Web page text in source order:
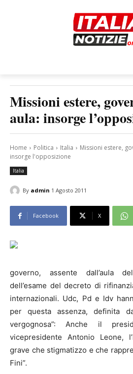
Missioni estere,
aula: insorge
Home Politica Italia
Missioni estere,
insorge l'opposizione
Italia
By admin 1 Agosto 2011
Facebook X
governo, assente dall’aula
dell’esame del decreto di
internazionali. Udc, Pd e Idv
per questa assenza, definita
vergognosa”: Anche il
vicepresidente Antonio Leone,
grave che stigmatizzo e che
Fini”.